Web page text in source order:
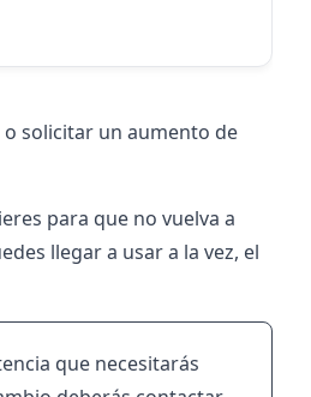
solicitar un aumento de
para que no vuelva a
llegar a usar a la vez, el
que necesitarás